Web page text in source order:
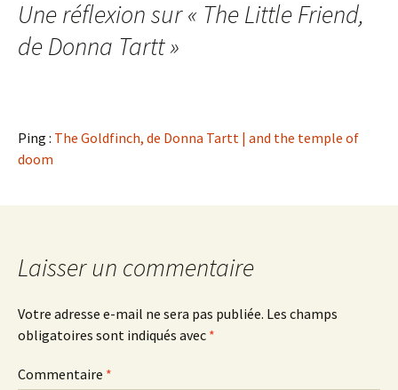
des
articles
Une réflexion sur « The Little Friend,
de Donna Tartt»
Ping : The Goldfinch, de Donna Tartt | and the temple of
doom
Laisser un commentaire
Votre adresse e-mail ne sera pas publiée. Les champs
obligatoires sont indiqués avec *
Commentaire *